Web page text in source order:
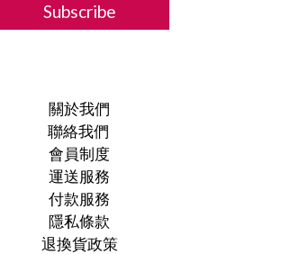
Subscribe
關於我們
聯絡我們
會員制度
運送服務
付款服務
隱私條款
退換貨政策